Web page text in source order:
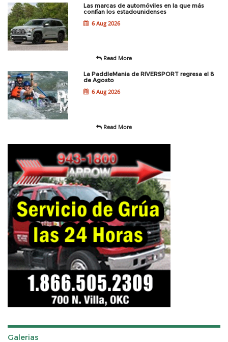
Las marcas de automóviles en la que más
confían los estadounidenses
6 Aug 2026
Read More
La PaddleMania de RIVERSPORT regresa el 8
de Agosto
6 Aug 2026
Read More
Galerias